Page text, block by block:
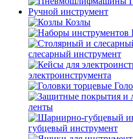
Ручной инструмент
Козлы
слесарный инструмент
электроинструмента
ленты
губцевый инструмент